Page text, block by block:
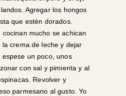
Agregar los hongos
que estén dorados.
mucho se achican
la crema de leche y dejar
un poco, unos
con sal y pimienta y al
Revolver y
parmesano al gusto. Yo